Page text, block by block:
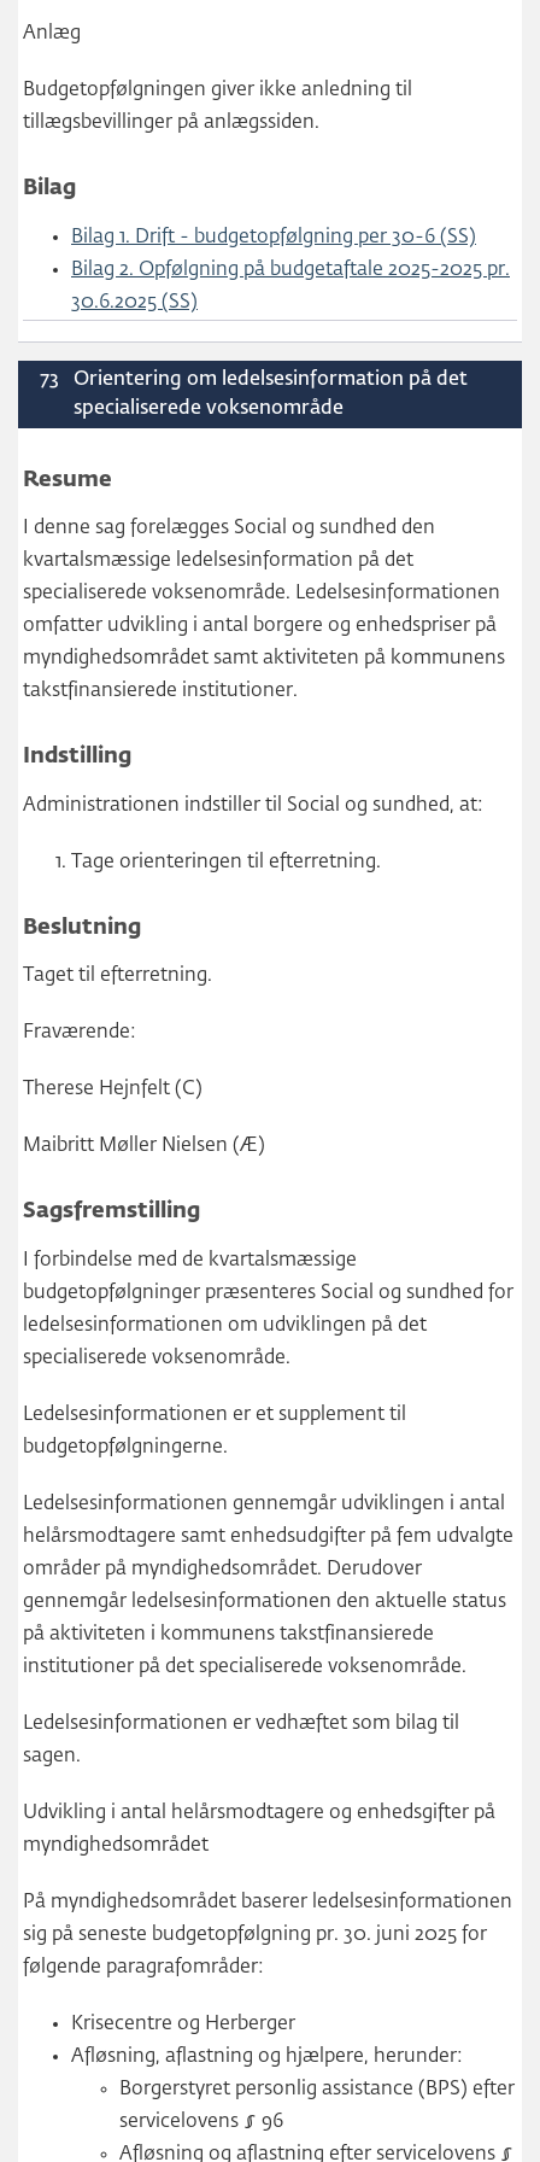
Anlæg
Budgetopfølgningen giver ikke anledning til
tillægsbevillinger på anlægssiden.
Bilag
Bilag 1. Drift - budgetopfølgning per 30-6 (SS)
Bilag 2. Opfølgning på budgetaftale 2025-2025 pr.
30.6.2025 (SS)
73
Orientering om ledelsesinformation på det
specialiserede voksenområde
Resume
I denne sag forelægges Social og sundhed den
kvartalsmæssige ledelsesinformation på det
specialiserede voksenområde. Ledelsesinformationen
omfatter udvikling i antal borgere og enhedspriser på
myndighedsområdet samt aktiviteten på kommunens
takstfinansierede institutioner.
Indstilling
Administrationen indstiller til Social og sundhed, at:
Tage orienteringen til efterretning.
Beslutning
Taget til efterretning.
Fraværende:
Therese Hejnfelt (C)
Maibritt Møller Nielsen (Æ)
Sagsfremstilling
I forbindelse med de kvartalsmæssige
budgetopfølgninger præsenteres Social og sundhed for
ledelsesinformationen om udviklingen på det
specialiserede voksenområde.
Ledelsesinformationen er et supplement til
budgetopfølgningerne.
Ledelsesinformationen gennemgår udviklingen i antal
helårsmodtagere samt enhedsudgifter på fem udvalgte
områder på myndighedsområdet. Derudover
gennemgår ledelsesinformationen den aktuelle status
på aktiviteten i kommunens takstfinansierede
institutioner på det specialiserede voksenområde.
Ledelsesinformationen er vedhæftet som bilag til
sagen.
Udvikling i antal helårsmodtagere og enhedsgifter på
myndighedsområdet
På myndighedsområdet baserer ledelsesinformationen
sig på seneste budgetopfølgning pr. 30. juni 2025 for
følgende paragrafområder:
Krisecentre og Herberger
Afløsning, aflastning og hjælpere, herunder:
Borgerstyret personlig assistance (BPS) efter
servicelovens § 96
Afløsning og aflastning efter servicelovens §